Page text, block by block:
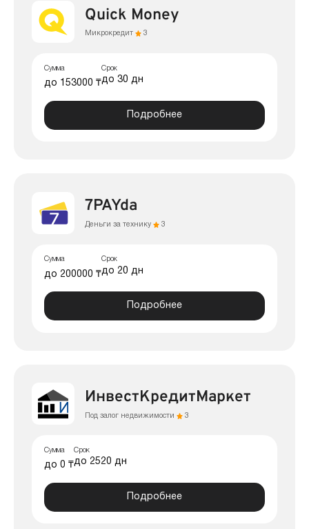
Quick Money
Микрокредит 3
Сумма
до 153000 ₸
Срок
до 30 дн
Подробнее
7PAYda
Деньги за технику 3
Сумма
до 200000 ₸
Срок
до 20 дн
Подробнее
ИнвестКредитМаркет
Под залог недвижимости 3
Сумма
до 0 ₸
Срок
до 2520 дн
Подробнее